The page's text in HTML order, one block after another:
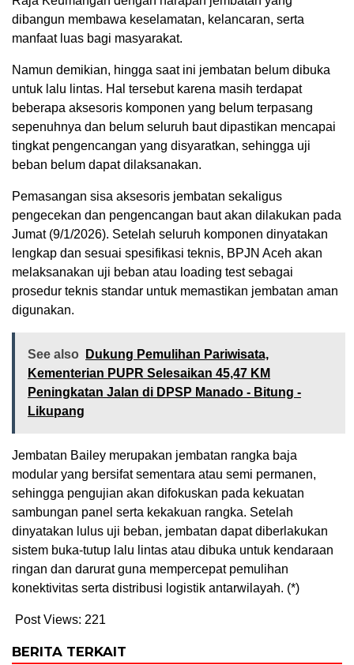
dibangun membawa keselamatan, kelancaran, serta
manfaat luas bagi masyarakat.
Namun demikian, hingga saat ini jembatan belum dibuka
untuk lalu lintas. Hal tersebut karena masih terdapat
beberapa aksesoris komponen yang belum terpasang
sepenuhnya dan belum seluruh baut dipastikan mencapai
tingkat pengencangan yang disyaratkan, sehingga uji
beban belum dapat dilaksanakan.
Pemasangan sisa aksesoris jembatan sekaligus
pengecekan dan pengencangan baut akan dilakukan pada
Jumat (9/1/2026). Setelah seluruh komponen dinyatakan
lengkap dan sesuai spesifikasi teknis, BPJN Aceh akan
melaksanakan uji beban atau loading test sebagai
prosedur teknis standar untuk memastikan jembatan aman
digunakan.
See also
Dukung Pemulihan Pariwisata,
Kementerian PUPR Selesaikan 45,47 KM
Peningkatan Jalan di DPSP Manado - Bitung -
Likupang
Jembatan Bailey merupakan jembatan rangka baja
modular yang bersifat sementara atau semi permanen,
sehingga pengujian akan difokuskan pada kekuatan
sambungan panel serta kekakuan rangka. Setelah
dinyatakan lulus uji beban, jembatan dapat diberlakukan
sistem buka-tutup lalu lintas atau dibuka untuk kendaraan
ringan dan darurat guna mempercepat pemulihan
konektivitas serta distribusi logistik antarwilayah. (*)
Post Views: 221
BERITA TERKAIT